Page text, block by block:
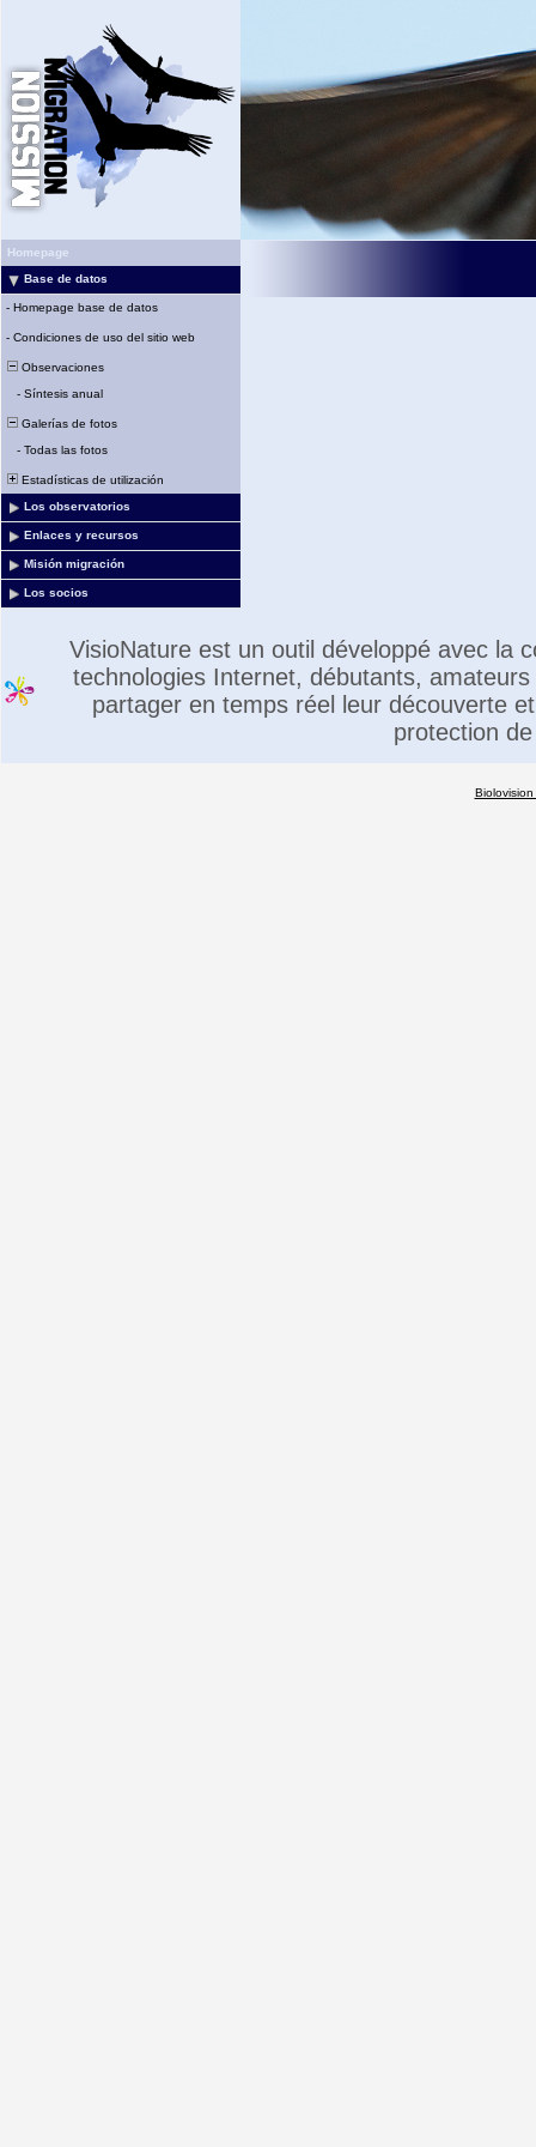
Homepage
Base de datos
- Homepage base de datos
- Condiciones de uso del sitio web
Observaciones
- Síntesis anual
Galerías de fotos
- Todas las fotos
Estadísticas de utilización
Los observatorios
Enlaces y recursos
Misión migración
Los socios
VisioNature est un outil développé avec la
technologies Internet, débutants,
partager en temps réel leur découverte
protection
Biolovision